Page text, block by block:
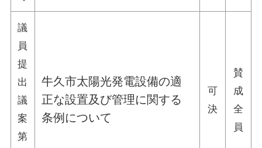
議
員
提
出
議
案
第
牛久市太陽光発電設備の適
正な設置及び管理に関する
条例について
可
決
賛
成
全
員